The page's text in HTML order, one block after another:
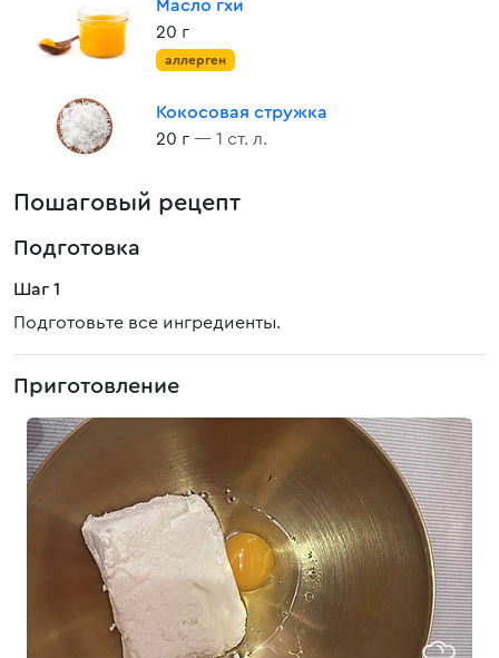
Масло гхи
20 г
аллерген
Кокосовая стружка
20 г — 1 ст. л.
Пошаговый рецепт
Подготовка
Шаг 1
Подготовьте все ингредиенты.
Приготовление